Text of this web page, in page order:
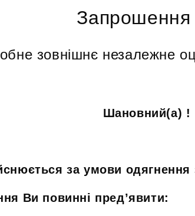
зовнішнє незалежне
Шановний(a) !
за умови одягнення
Ви повинні пред’явити: